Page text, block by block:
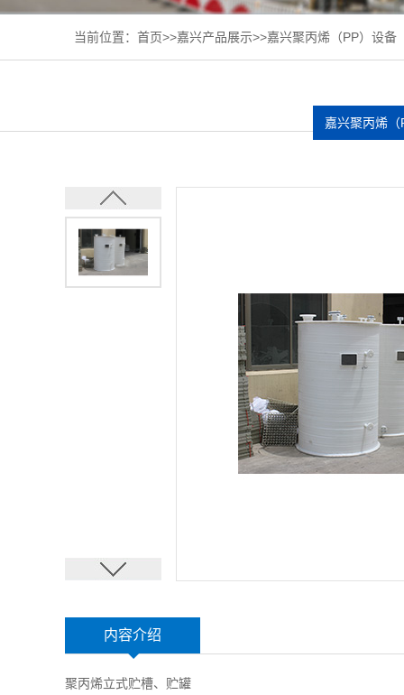
当前位置： 首页>>嘉兴产品展示>>嘉兴聚丙烯（PP）设备
嘉兴聚丙烯（
内容介绍
聚丙烯立式贮槽、贮罐